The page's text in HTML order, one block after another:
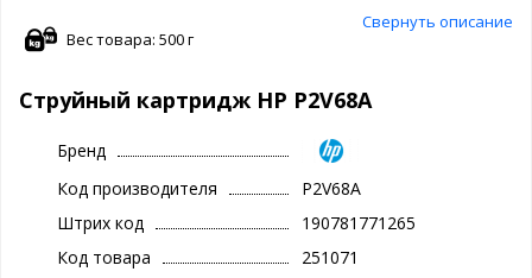
Свернуть описание
Вес товара: 500 г
Струйный картридж HP P2V68A
Бренд
Код производителя
P2V68A
Штрих код
190781771265
Код товара
251071